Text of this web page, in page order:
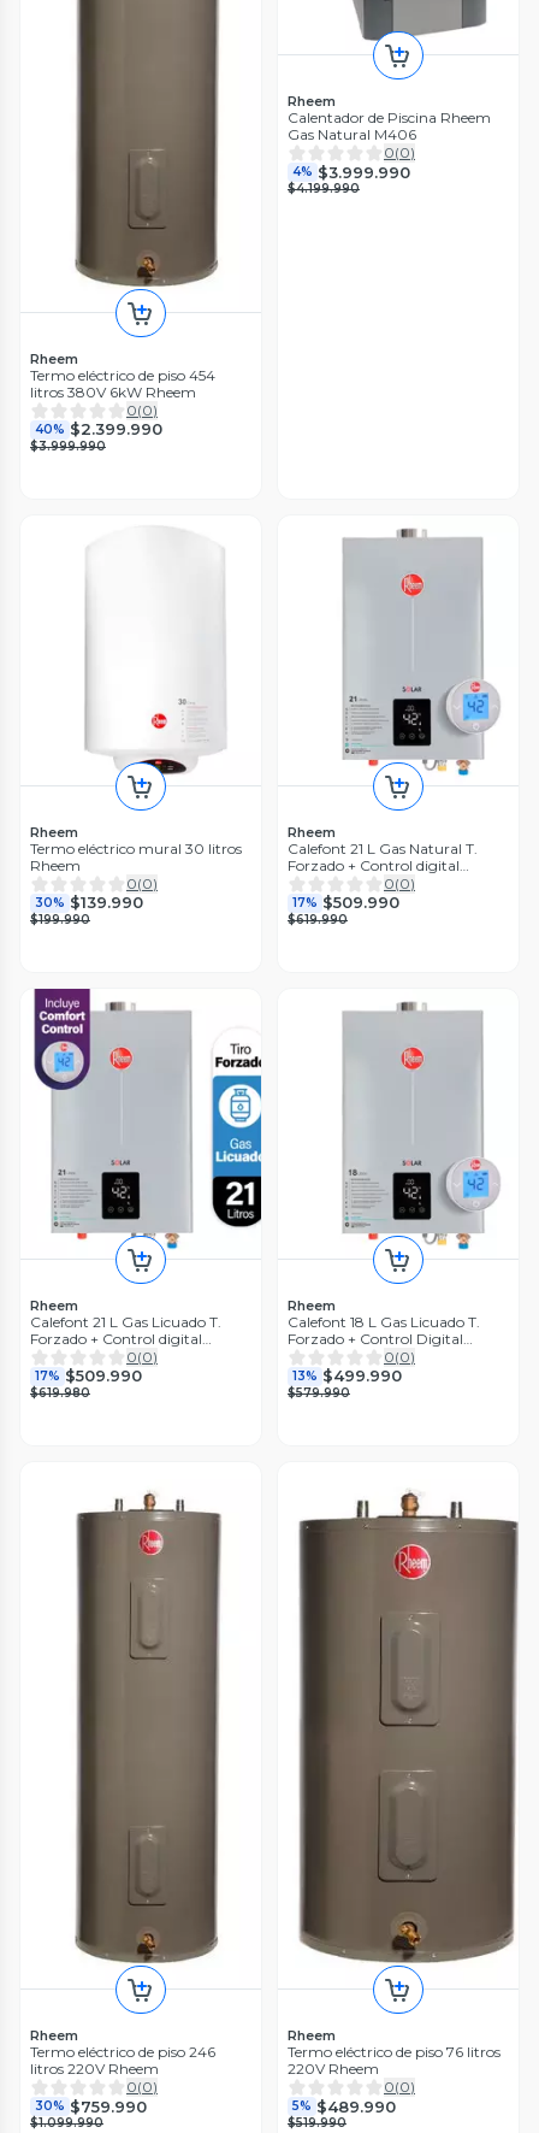
Rheem
Termo eléctrico de piso 454
litros 380V 6kW Rheem
0(0)
40% $2.399.990
$3.999.990
Rheem
Calentador de Piscina Rheem
Gas Natural M406
0(0)
4% $3.999.990
$4.199.990
Rheem
Termo eléctrico mural 30 litros
Rheem
0(0)
30% $139.990
$199.990
Rheem
Calefont 21 L Gas Natural T.
Forzado + Control digital
Rheem
0(0)
17% $509.990
$619.990
Rheem
Calefont 21 L Gas Licuado T.
Forzado + Control digital
Rheem
0(0)
17% $509.990
$619.980
Rheem
Calefont 18 L Gas Licuado T.
Forzado + Control Digital
Rheem
0(0)
13% $499.990
$579.990
Rheem
Termo eléctrico de piso 246
litros 220V Rheem
0(0)
30% $759.990
$1.099.990
Rheem
Termo eléctrico de piso 76 litros
220V Rheem
0(0)
5% $489.990
$519.990